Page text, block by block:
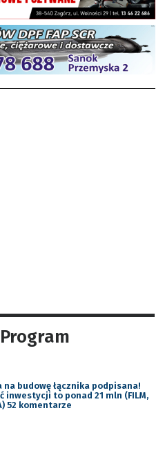
na budowę łącznika podpisana!
inwestycji to ponad 21 mln (FILM,
52 komentarze